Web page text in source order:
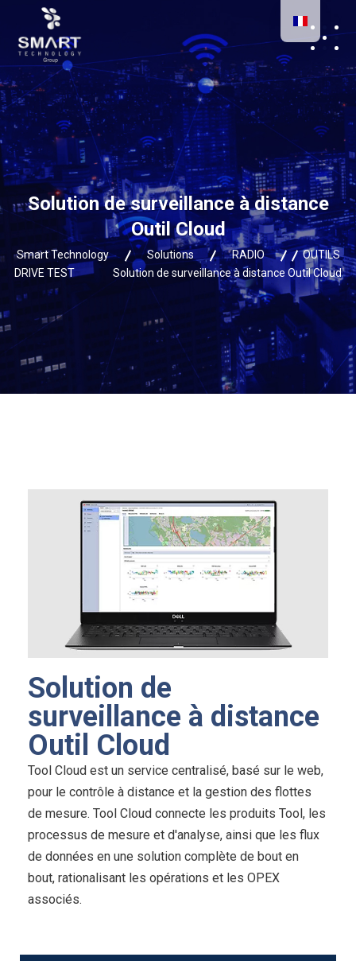
Solution de surveillance à distance
Outil Cloud
Smart Technology Solutions RADIO
OUTILS
DRIVE TEST
Solution de surveillance à distance Outil Cloud
Solution de
surveillance à distance
Outil Cloud
Tool Cloud est un service centralisé, basé sur le web,
pour le contrôle à distance et la gestion des flottes
de mesure. Tool Cloud connecte les produits Tool, les
processus de mesure et d'analyse, ainsi que les flux
de données en une solution complète de bout en
bout, rationalisant les opérations et les OPEX
associés.